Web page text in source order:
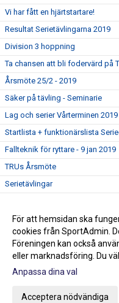
Vi har fått en hjärtstartare!
Resultat Serietävlingarna 2019
Division 3 hoppning
Ta chansen att bli fodervärd på
Årsmöte 25/2 - 2019
Säker på tävling - Seminarie
Lag och serier Vårterminen 2019
Startlista + funktionärslista
Fallteknik för ryttare - 9 jan 2019
TRUs Årsmöte
Serietävlingar
Ledig stallplats i ponnystallet
Klubbmästerskap och
Gå till
För att hemsidan ska
cookies från SportAdmin.
Föreningen kan också
eller marknadsföring. Du
Anpassa dina val
Acceptera nödvändiga